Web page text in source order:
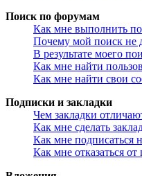
Поиск по форумам
Как мне выполнить
Почему мой поиск не
В результате моего
Как мне найти
Как мне найти свои
Подписки и закладки
Чем закладки
Как мне сделать
Как мне подписаться
Как мне отказаться